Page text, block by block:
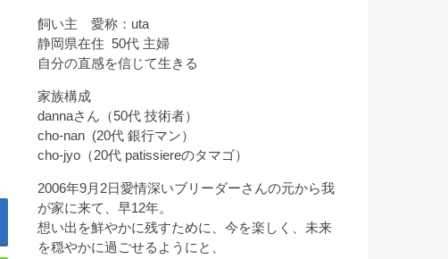
飼い主 愛称：uta
静岡県在住 50代 主婦
自分の直感を信じて生きる
家族構成
dannaさん（50代 技術者）
cho-nan (20代 銀行マン）
cho-jyo（20代 patissiereのタマゴ）
2006年9月2日愛情深いブリーダーさんの元から我
が家に来て、早12年。
想い出を鮮やかに残すために、今を楽しく、未来
を穏やかに過ごせるようにと、